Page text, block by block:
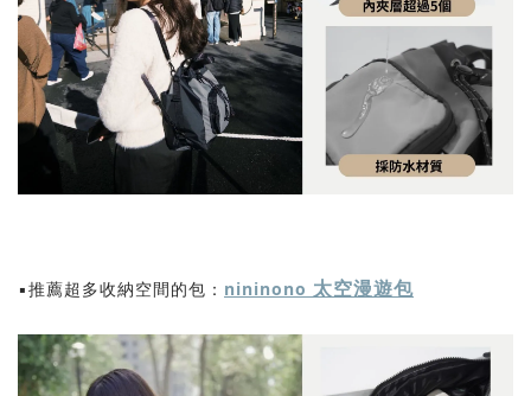
▪️推薦超多收納空間的包： nininono 太空漫遊包